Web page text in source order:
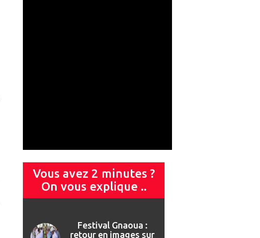
Vous avez 2 minutes ?
On vous explique ..
Festival Gnaoua 2026
: Najat Vallaud-